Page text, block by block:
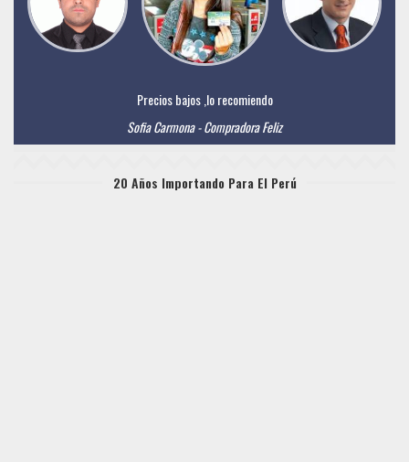
Precios bajos ,lo recomiendo
Sofia Carmona - Compradora Feliz
20 Años Importando Para El Perú